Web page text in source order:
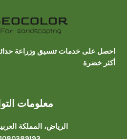
احصل على خدمات تنسيق وزراعة
أكثر خضرة
معلومات
الرياض، المملكة